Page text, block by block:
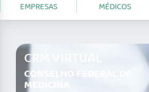
EMPRESAS MÉDICOS
CRM VIRTUAL
CONSELHO FEDERAL DE
MEDICINA